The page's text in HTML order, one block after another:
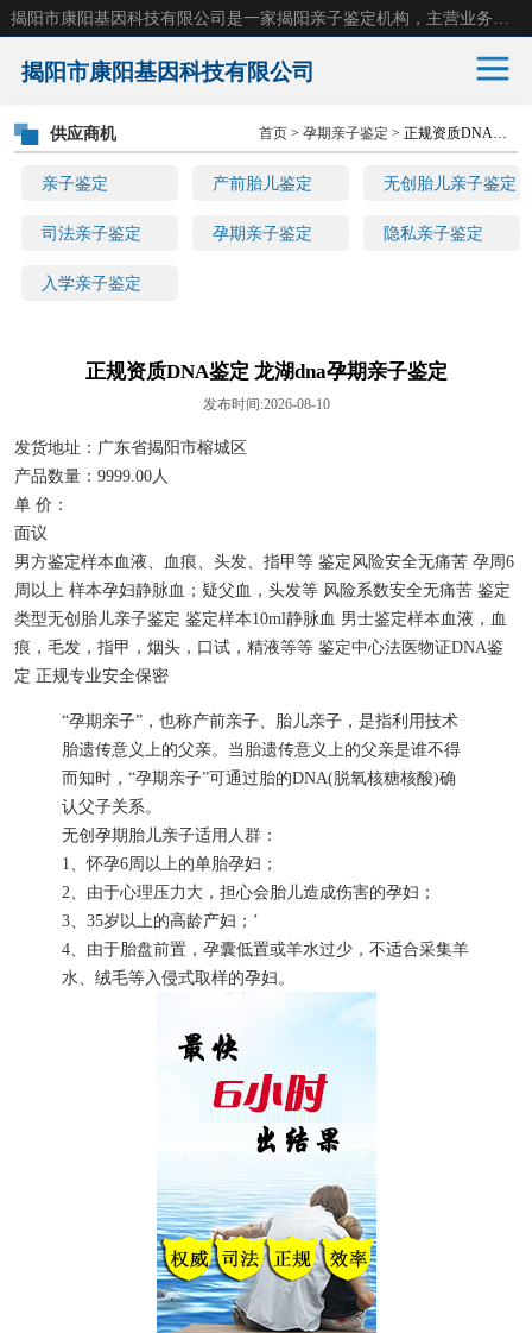
揭阳市康阳基因科技有限公司
亲子鉴定 产前胎儿鉴定 无创胎儿亲子鉴定
司法亲子鉴定 孕期亲子鉴定 隐私亲子鉴定
入学亲子鉴定
供应商机 首页 > 孕期亲子鉴定 > 正规资质DNA鉴定 龙湖dna孕期亲子鉴定
正规资质DNA鉴定 龙湖dna孕期亲子鉴定
发布时间:2026-08-10
发货地址：广东省揭阳市榕城区
产品数量：9999.00人
单 价：
面议
男方鉴定样本血液、血痕、头发、指甲等 鉴定风险安全无痛苦 孕周6
周以上 样本孕妇静脉血；疑父血，头发等 风险系数安全无痛苦 鉴定
类型无创胎儿亲子鉴定 鉴定样本10ml静脉血 男士鉴定样本血液，血
痕，毛发，指甲，烟头，口试，精液等等 鉴定中心法医物证DNA鉴
定 正规专业安全保密
“孕期亲子”，也称产前亲子、胎儿亲子，是指利用技术
胎遗传意义上的父亲。当胎遗传意义上的父亲是谁不得
而知时，“孕期亲子”可通过胎的DNA(脱氧核糖核酸)确
认父子关系。
无创孕期胎儿亲子适用人群：
1、怀孕6周以上的单胎孕妇；
2、由于心理压力大，担心会胎儿造成伤害的孕妇；
3、35岁以上的高龄产妇；’
4、由于胎盘前置，孕囊低置或羊水过少，不适合采集羊
水、绒毛等入侵式取样的孕妇。
亲子鉴定 产前胎儿鉴定
无创胎儿亲子鉴定 司法亲子鉴定
孕期亲子鉴定